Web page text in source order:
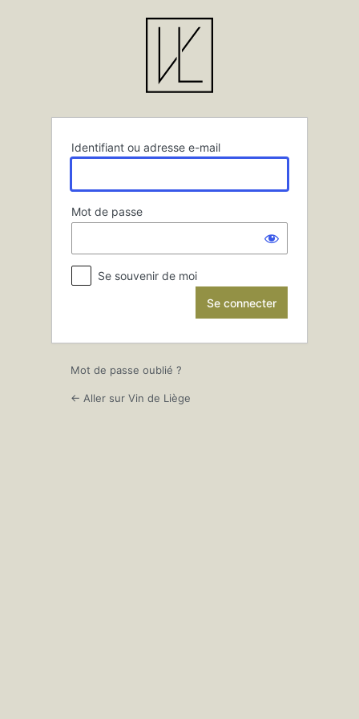
Identifiant ou adresse e-mail
Mot de passe
Se souvenir de moi
Mot de passe oublié ?
← Aller sur Vin de Liège